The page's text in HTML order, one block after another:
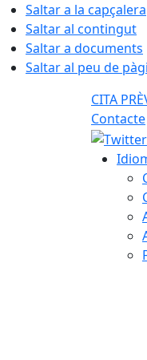
Saltar a la capçalera
Saltar al contingut
Saltar a documents
Saltar al peu de
CITA
Contacte